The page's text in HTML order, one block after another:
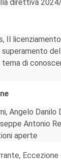
direttiva
Il
di
Angelo Danilo
Antonio
aperte